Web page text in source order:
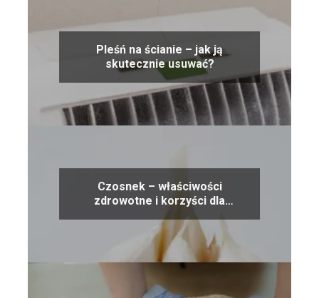
Pleśń na ścianie – jak ją
skutecznie usuwać?
Czosnek – właściwości
zdrowotne i korzyści dla
organizmu